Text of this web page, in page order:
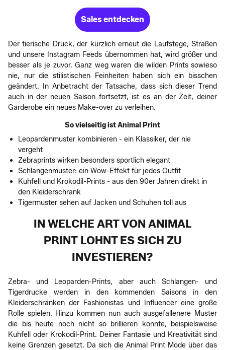
Sales entdecken
Der tierische Druck, der kürzlich erneut die Laufstege, Straßen
und unsere Instagram Feeds übernommen hat, wird größer und
besser als je zuvor. Ganz weg waren die wilden Prints sowieso
nie, nur die stilistischen Feinheiten haben sich ein bisschen
geändert. In Anbetracht der Tatsache, dass sich dieser Trend
auch in der neuen Saison fortsetzt, ist es an der Zeit, deiner
Garderobe ein neues Make-over zu verleihen.
So vielseitig ist Animal Print
Leopardenmuster kombinieren - ein Klassiker, der nie
vergeht
Zebraprints wirken besonders sportlich elegant
Schlangenmuster: ein Wow-Effekt für jedes Outfit
Kuhfell und Krokodil-Prints - aus den 90er Jahren direkt in
den Kleiderschrank
Tigermuster sehen auf Jacken und Schuhen toll aus
IN WELCHE ART VON ANIMAL
PRINT LOHNT ES SICH ZU
INVESTIEREN?
Zebra- und Leoparden-Prints, aber auch Schlangen- und
Tigerdrucke werden in den kommenden Saisons in den
Kleiderschränken der Fashionistas und Influencer eine große
Rolle spielen. Hinzu kommen nun auch ausgefallenere Muster
die bis heute noch nicht so brillieren konnte, beispielsweise
Kuhfell oder Krokodil-Print. Deiner Fantasie und Kreativität sind
keine Grenzen gesetzt. Da sich die Animal Print Mode über das